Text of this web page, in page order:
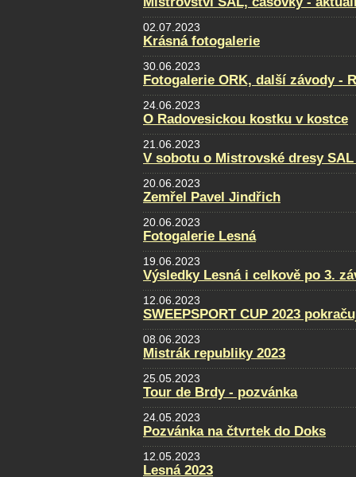
02.07.2023
Krásná fotogalerie
30.06.2023
Fotogalerie ORK, další závody -
24.06.2023
O Radovesickou kostku v kostce
21.06.2023
V sobotu o Mistrovské dresy
20.06.2023
Zemřel Pavel Jindřich
20.06.2023
Fotogalerie Lesná
19.06.2023
Výsledky Lesná i celkově po 3.
12.06.2023
SWEEPSPORT CUP 2023
08.06.2023
Mistrák republiky 2023
25.05.2023
Tour de Brdy - pozvánka
24.05.2023
Pozvánka na čtvrtek do Doks
12.05.2023
Lesná 2023